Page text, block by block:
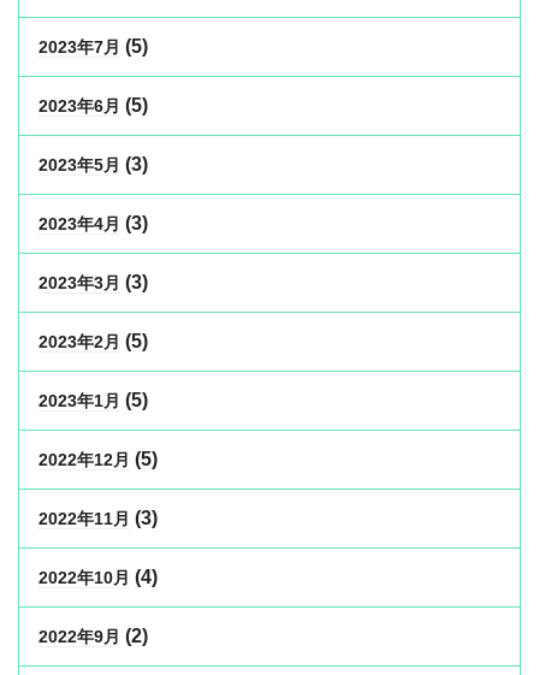
2023年7月 (5)
2023年6月 (5)
2023年5月 (3)
2023年4月 (3)
2023年3月 (3)
2023年2月 (5)
2023年1月 (5)
2022年12月 (5)
2022年11月 (3)
2022年10月 (4)
2022年9月 (2)